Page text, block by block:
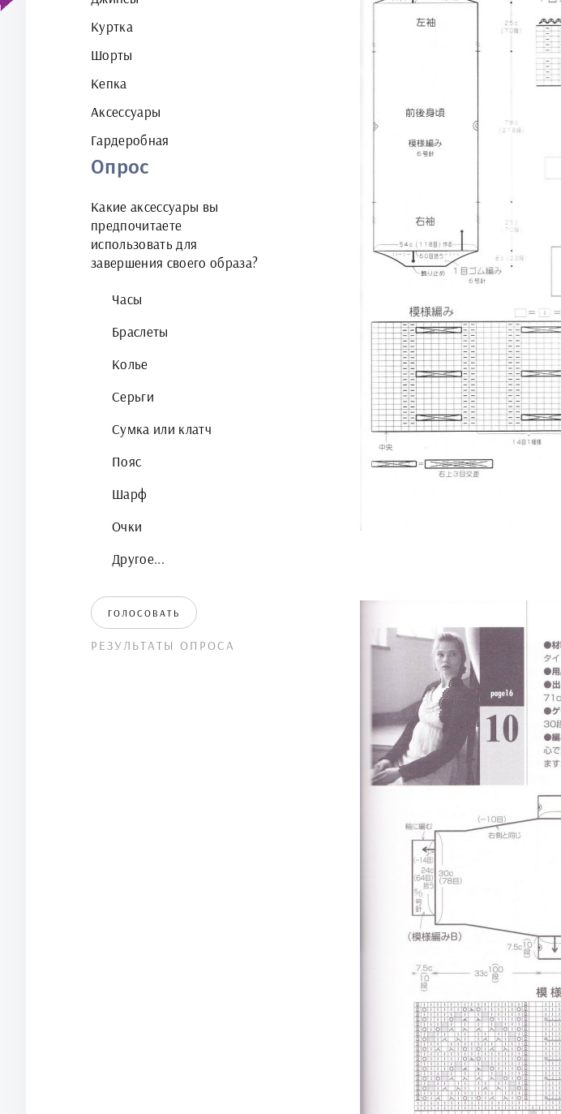
Куртка
Шорты
Кепка
Аксессуары
Гардеробная
Опрос
Какие аксессуары вы
предпочитаете
использовать для
завершения своего образа?
Часы
Браслеты
Колье
Серьги
Сумка или клатч
Пояс
Шарф
Очки
Другое...
ГОЛОСОВАТЬ
РЕЗУЛЬТАТЫ ОПРОСА